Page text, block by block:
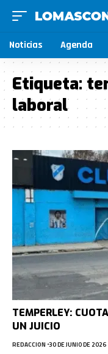
Noticias Agenda
Etiqueta:
laboral
TEMPERLEY:
UN JUICIO
REDACCION 30 DE JUNIO DE 2026